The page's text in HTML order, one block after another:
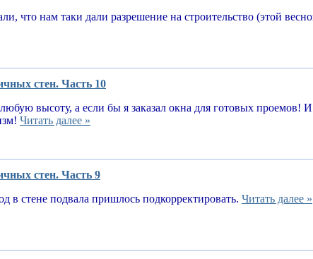
что нам таки дали разрешение на строительство (этой
стен. Часть 10
высоту, а если бы я заказал окна для готовых проемов!
Читать далее »
стен. Часть 9
в стене подвала пришлось подкорректировать. Читать далее »